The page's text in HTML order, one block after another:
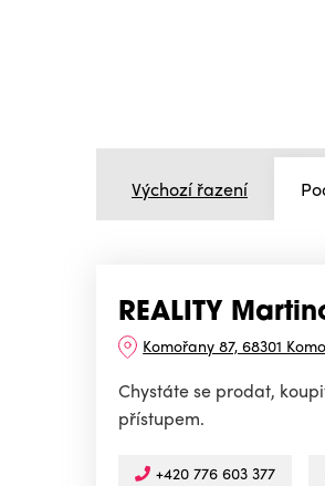
Výchozí řazení
REALITY
Komořany 87, 68301
Chystáte se prodat,
přístupem.
+420 776 603 377